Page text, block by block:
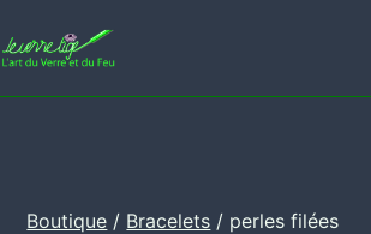
au
contenu
Boutique / Bracelets / perles filées